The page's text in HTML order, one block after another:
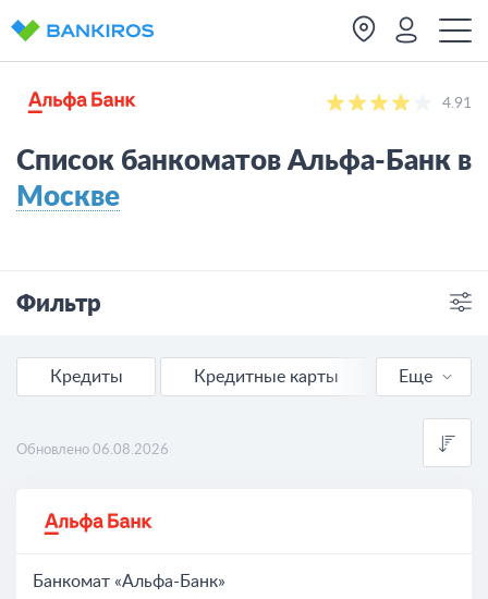
4.91
Список банкоматов Альфа-Банк в
Москве
Фильтр
Отделения Банкоматы
На карте
Кредиты
Кредитные карты
Еще
Обновлено 06.08.2026
Банкомат «Альфа-Банк»